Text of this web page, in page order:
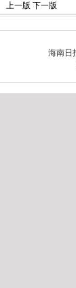
上一版 下一版